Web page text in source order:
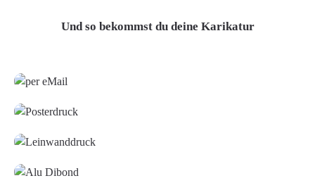
Und so bekommst du deine Karikatur